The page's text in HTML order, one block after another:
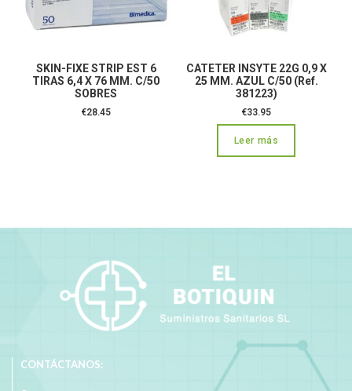
SKIN-FIXE STRIP EST 6
TIRAS 6,4 X 76 MM. C/50
SOBRES
€28.45
CATETER INSYTE 22G 0,9 X
25 MM. AZUL C/50 (Ref.
381223)
€33.95
Leer más
CONTÁCTANOS: